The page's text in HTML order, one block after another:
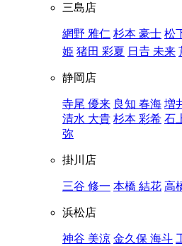
三島店
網野 雅仁 杉本 豪士 松
姫 猪田 彩夏 日𠮷 未来
静岡店
寺尾 優来 良知 春海 増
清水 大貴 杉本 彩希 石
弥
掛川店
三谷 修一 本橋 結花 高
浜松店
神谷 美涼 金久保 海斗